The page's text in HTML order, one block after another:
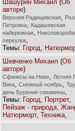
Шашурин Михаил (Об
авторе)
Верхняя Радищевская
Петровка
Кадашевская
набережная
переулок
Темы: Город
Шевченко Михаил (Об
авторе)
Сфинксы на Неве
Летняя
Вика
Снежный ноябрь
день Бурение скважины
Темы: Город Портрет,
Пейзаж - природа
Натюрморт, Техника